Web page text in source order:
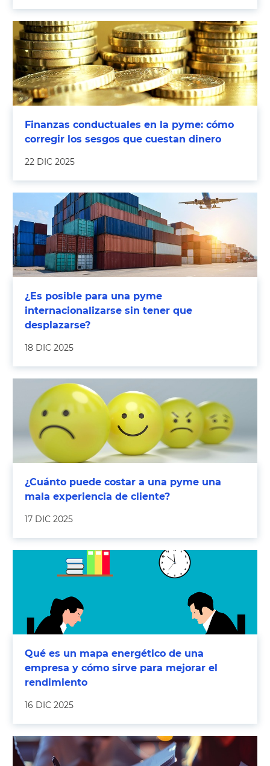
Finanzas conductuales en la pyme: cómo
corregir los sesgos que cuestan dinero
22 DIC 2025
¿Es posible para una pyme
internacionalizarse sin tener que
desplazarse?
18 DIC 2025
¿Cuánto puede costar a una pyme una
mala experiencia de cliente?
17 DIC 2025
Qué es un mapa energético de una
empresa y cómo sirve para mejorar el
rendimiento
16 DIC 2025